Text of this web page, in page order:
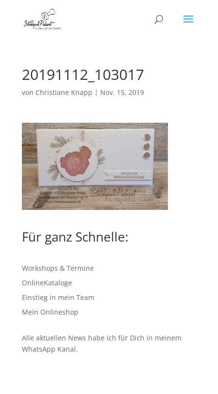
20191112_103017
von Christiane Knapp | Nov. 15, 2019
Für ganz Schnelle:
Workshops & Termine
OnlineKataloge
Einstieg in mein Team
Mein Onlineshop
Alle aktuellen News habe ich für Dich in meinem
WhatsApp Kanal.